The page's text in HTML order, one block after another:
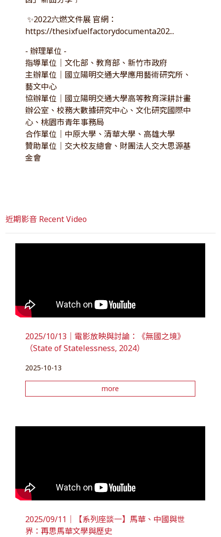
✨2022六燃文件展 官網：
https://thesixfuelfactorydocumenta202...
- 辦理單位 -
指導單位｜文化部、教育部、新竹市政府
主辦單位｜國立陽明交通大學應用藝術研究所、
藝文中心
協辦單位｜國立陽明交通大學高等教育深耕計畫
辦公室、校務大數據研究中心、文化研究國際中
心、桃園市青年事務局
合作單位｜中原大學、清華大學、高雄大學
贊助單位｜交大校友總會、財團法人交大思源基
金會
近期影音 Recent Video
2025/10/13｜電影放映與討論：《無國之境》
（State of Statelessness, 2024）
2025-10-13
more
2025/09/11｜【系列座談一】馬華、中國與世
界：再思馬華文學與歷史